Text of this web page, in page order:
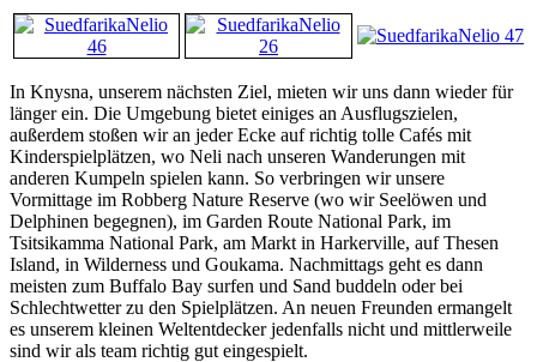
In Knysna, unserem nächsten Ziel, mieten wir uns dann wieder für
länger ein. Die Umgebung bietet einiges an Ausflugszielen,
außerdem stoßen wir an jeder Ecke auf richtig tolle Cafés mit
Kinderspielplätzen, wo Neli nach unseren Wanderungen mit
anderen Kumpeln spielen kann. So verbringen wir unsere
Vormittage im Robberg Nature Reserve (wo wir Seelöwen und
Delphinen begegnen), im Garden Route National Park, im
Tsitsikamma National Park, am Markt in Harkerville, auf Thesen
Island, in Wilderness und Goukama. Nachmittags geht es dann
meisten zum Buffalo Bay surfen und Sand buddeln oder bei
Schlechtwetter zu den Spielplätzen. An neuen Freunden ermangelt
es unserem kleinen Weltentdecker jedenfalls nicht und mittlerweile
sind wir als team richtig gut eingespielt.